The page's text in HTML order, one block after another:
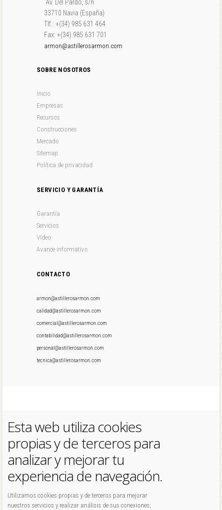
Av. Del Pardo, s/n
33710 Navia (España)
Tlf.: +(34) 985 631 464
Fax: +(34) 985 631 701
armon@astillerosarmon.com
SOBRE NOSOTROS
Inicio
Empresas
Recursos
Construcciones
Mercado
Sitemap
Política de privacidad
SERVICIO Y GARANTÍA
Garantía
Servicios
Vídeo
Avance informativo
CONTACTO
armon@astillerosarmon.com
calidad@astillerosarmon.com
comercial@astillerosarmon.com
contabilidad@astillerosarmon.com
personal@astillerosarmon.com
tecnica@astillerosarmon.com
Esta web utiliza cookies
propias y de terceros para
analizar y mejorar tu
experiencia de navegación.
Utilizamos cookies propias y de terceros para mejorar
nuestros servicios y realizar análisis de sus conexiones,